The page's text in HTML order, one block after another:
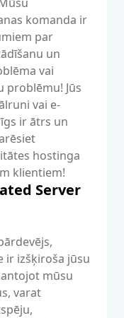
komanda ir
par
un
vai
problēmu! Jūs
vai e-
ir ātrs un
hostinga
klientiem!
Server
ir izšķiroša jūsu
mūsu
varat